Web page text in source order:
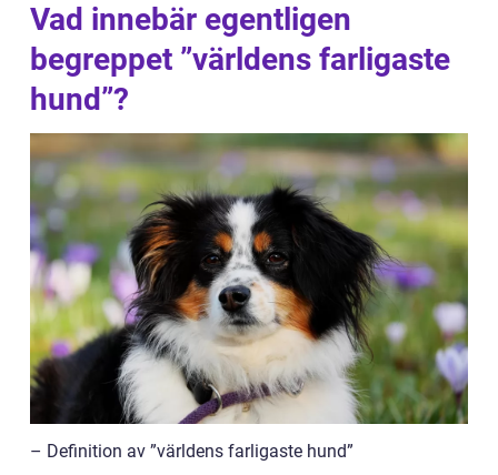
Vad innebär egentligen
begreppet ”världens farligaste
hund”?
– Definition av ”världens farligaste hund”